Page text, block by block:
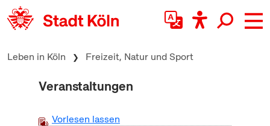
zum Inhalt springen
Leben in Köln Freizeit, Natur und Sport
Veranstaltungen
Vorlesen lassen